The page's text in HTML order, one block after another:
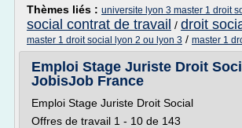
Thèmes liés : universite lyon 3 master 1 droit
social contrat de travail / droit
master 1 droit social lyon 2 ou lyon 3 / master 1
Emploi Stage Juriste Droit
JobisJob France
Emploi Stage Juriste Droit Social
Offres de travail 1 - 10 de 143